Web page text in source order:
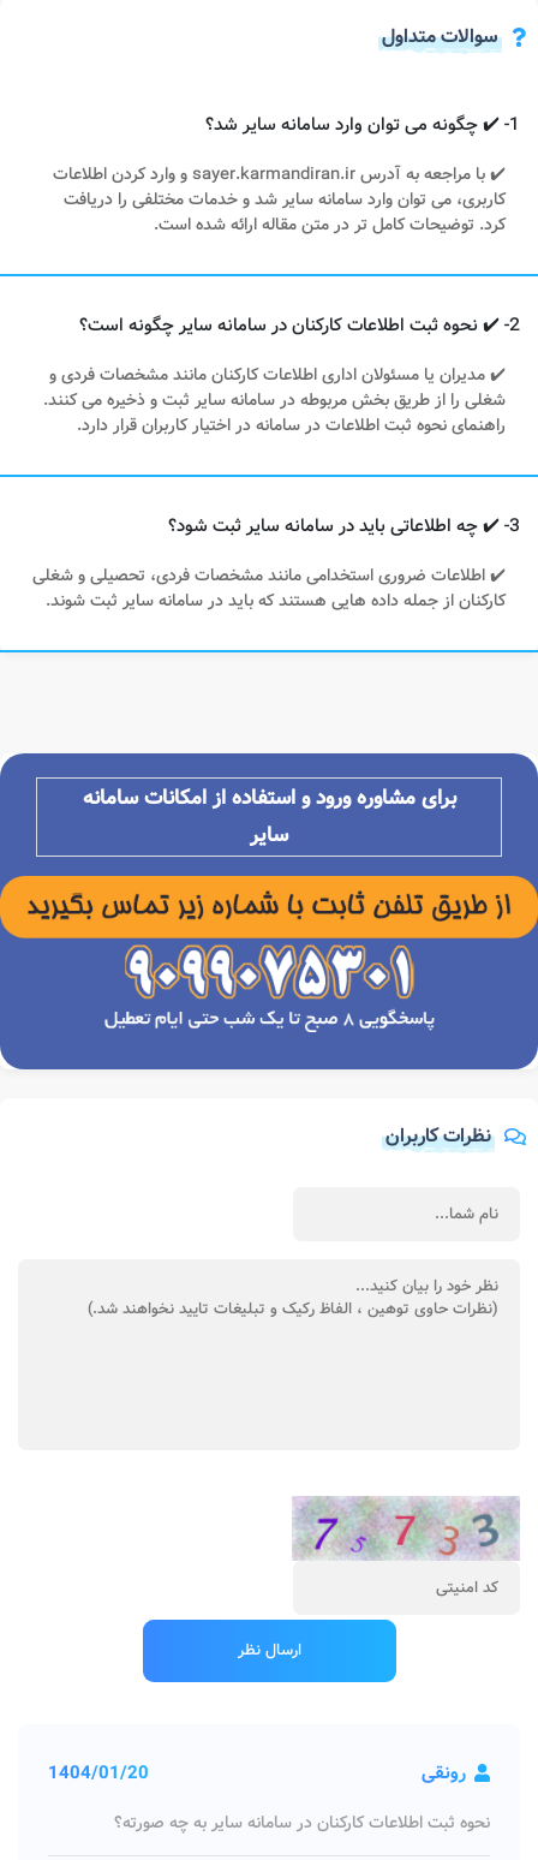
سوالات متداول
1- ✔️ چگونه می توان وارد سامانه سایر شد؟
✔️ با مراجعه به آدرس sayer.karmandiran.ir و وارد کردن اطلاعات
کاربری، می توان وارد سامانه سایر شد و خدمات مختلفی را دریافت
کرد. توضیحات کامل تر در متن مقاله ارائه شده است.
2- ✔️ نحوه ثبت اطلاعات کارکنان در سامانه سایر چگونه است؟
✔️ مدیران یا مسئولان اداری اطلاعات کارکنان مانند مشخصات فردی و
شغلی را از طریق بخش مربوطه در سامانه سایر ثبت و ذخیره می کنند.
راهنمای نحوه ثبت اطلاعات در سامانه در اختیار کاربران قرار دارد.
3- ✔️ چه اطلاعاتی باید در سامانه سایر ثبت شود؟
✔️ اطلاعات ضروری استخدامی مانند مشخصات فردی، تحصیلی و شغلی
کارکنان از جمله داده هایی هستند که باید در سامانه سایر ثبت شوند.
برای مشاوره ورود و استفاده از امکانات سامانه
سایر
نظرات کاربران
رونقی 1404/01/20
نحوه ثبت اطلاعات کارکنان در سامانه سایر به چه صورته؟